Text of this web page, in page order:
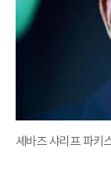
셰바즈 샤리프 파키